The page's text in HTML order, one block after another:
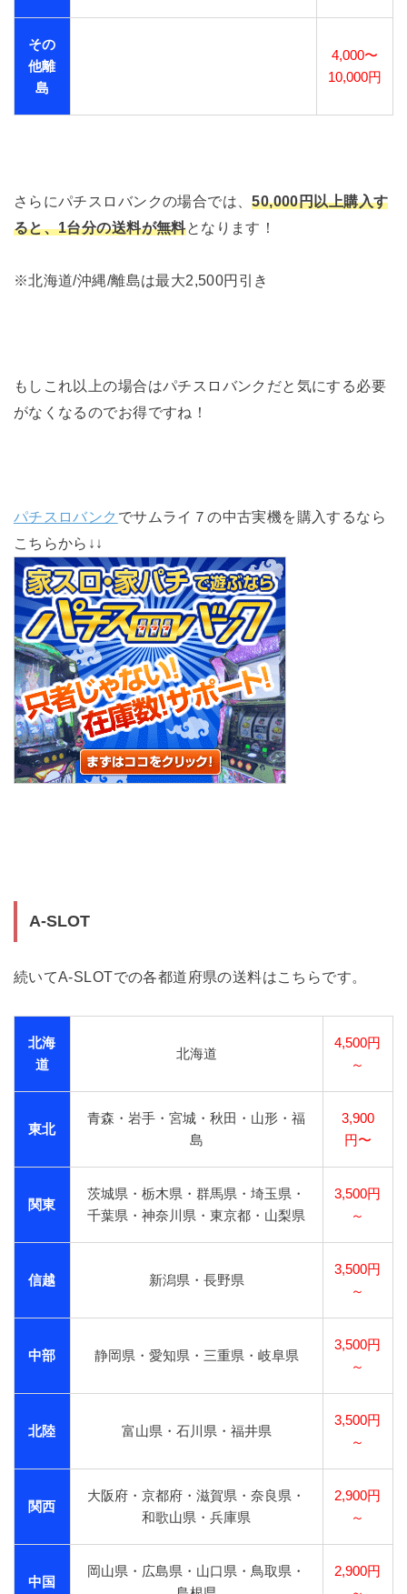
その
他離
島
4,000〜
10,000円
さらにパチスロバンクの場合では、50,000円以上購入す
ると、1台分の送料が無料となります！
※北海道/沖縄/離島は最大2,500円引き
もしこれ以上の場合はパチスロバンクだと気にする必要
がなくなるのでお得ですね！
パチスロバンク でサムライ７の中古実機を購入するなら
こちらから↓↓
A-SLOT
続いてA-SLOTでの各都道府県の送料はこちらです。
北海
道
北海道
4,500円
～
東北
青森・岩手・宮城・秋田・山形・福
島
3,900
円〜
関東
茨城県・栃木県・群馬県・埼玉県・
千葉県・神奈川県・東京都・山梨県
3,500円
～
信越 新潟県・長野県
3,500円
～
中部 静岡県・愛知県・三重県・岐阜県
3,500円
～
北陸 富山県・石川県・福井県
3,500円
～
関西
大阪府・京都府・滋賀県・奈良県・
和歌山県・兵庫県
2,900円
～
中国
岡山県・広島県・山口県・鳥取県・
2,900円